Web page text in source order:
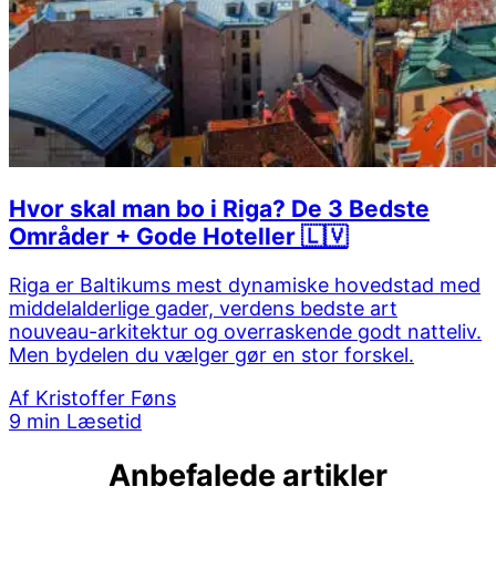
Hvor skal man bo i Riga? De 3 Bedste
Områder + Gode Hoteller 🇱🇻
Riga er Baltikums mest dynamiske hovedstad med
middelalderlige gader, verdens bedste art
nouveau-arkitektur og overraskende godt natteliv.
Men bydelen du vælger gør en stor forskel.
Af Kristoffer Føns
9 min Læsetid
Anbefalede artikler